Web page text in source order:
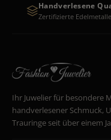
Handverlesene
Zertifizierte Edelmetalle
Ihr Juwelier für besondere
handverlesener Schmuck,
Trauringe seit über einem